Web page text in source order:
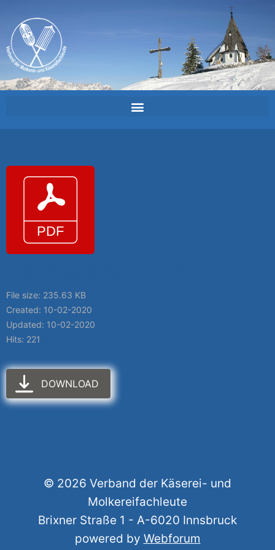
File size: 235.63 KB
Created: 10-02-2020
Updated: 10-02-2020
Hits: 221
DOWNLOAD
© 2026 Verband der Käserei- und
Molkereifachleute
Brixner Straße 1 - A-6020 Innsbruck
powered by Webforum